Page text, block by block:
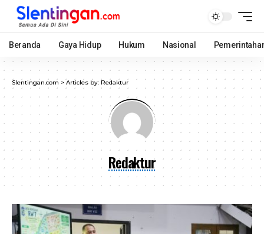
Beranda Gaya Hidup Hukum Nasional
Slentingan.com >Articles by: Redaktur
Redaktur